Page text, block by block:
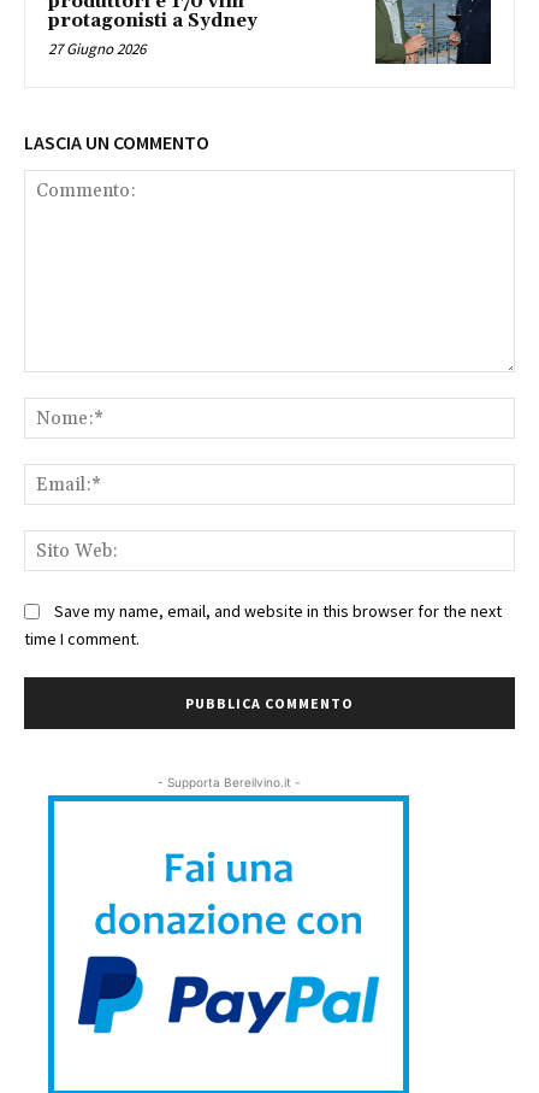
protagonisti a Sydney
27 Giugno 2026
LASCIA UN COMMENTO
Save my name, email, and website in this browser for the next
time I comment.
- Supporta Bereilvino.it -